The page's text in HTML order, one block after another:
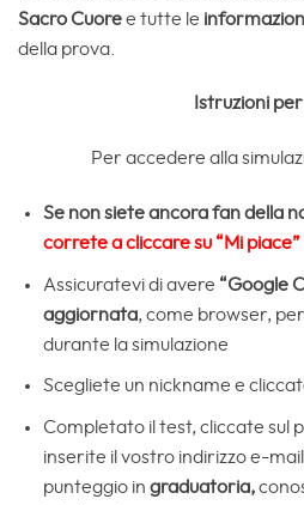
Sacro Cuoree tutte le
della prova.
Istruzioni per
Per accedere alla
Se non siete ancora fan della
correte a cliccare su “Mi piace”
Assicuratevi di avere “Google
aggiornata, come browser,
durante la simulazione
Scegliete un nickname e
Completato il test, cliccate sul
inserite il vostro indirizzo e-
punteggio in graduatoria,